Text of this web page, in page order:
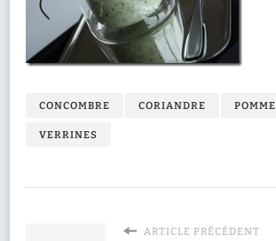
CONCOMBRE CORIANDRE POMME
VERRINES
ARTICLE PRÉCÉDENT